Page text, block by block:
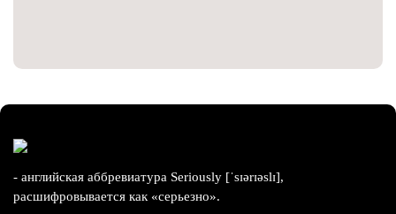
- английская аббревиатура Seriously [ˈsɪərɪəslɪ],
расшифровывается как «серьезно».